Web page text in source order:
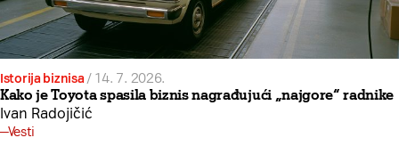
Istorija biznisa / 14. 7. 2026.
Kako je Toyota spasila biznis nagrađujući „najgore“ radnike
Ivan Radojičić
Vesti